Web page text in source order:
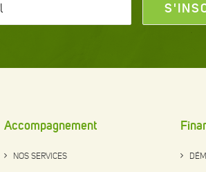
Accompagnement
NOS SERVICES